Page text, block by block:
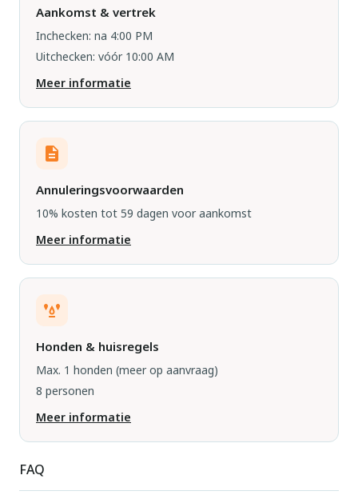
Aankomst & vertrek
Inchecken: na 4:00 PM
Uitchecken: vóór 10:00 AM
Meer informatie
Annuleringsvoorwaarden
10% kosten tot 59 dagen voor aankomst
Meer informatie
Honden & huisregels
Max. 1 honden (meer op aanvraag)
8 personen
Meer informatie
FAQ